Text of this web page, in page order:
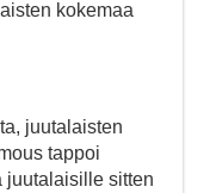
kokemaa
juutalaisten
tappoi
juutalaisille sitten